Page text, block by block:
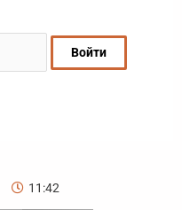
11:42